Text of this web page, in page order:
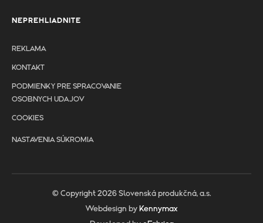
NEPREHLIADNITE
REKLAMA
KONTAKT
PODMIENKY PRE SPRACOVANIE
OSOBNYCH UDAJOV
COOKIES
NASTAVENIA SÚKROMIA
© Copyright 2026 Slovenská produkčná, a.s.
Webdesign by Kennymax